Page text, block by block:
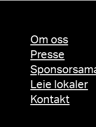
Om oss
Presse
Leie lokaler
Kontakt